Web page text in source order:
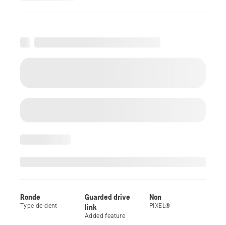
Ronde
Type de dent
Guarded drive
link
Added feature
Non
PIXEL®